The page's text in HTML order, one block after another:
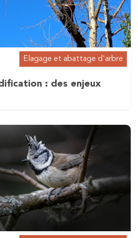
Elagage et abattage d'arbre
: des enjeux